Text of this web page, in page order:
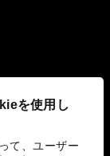
を使用し
て、ユーザー